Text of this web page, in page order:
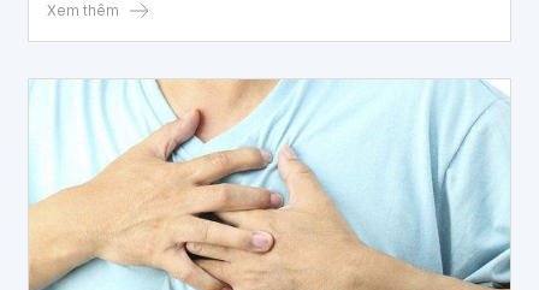
bất thường có nguy hiểm không? Có phải vì 3 nguyên do
Xem thêm